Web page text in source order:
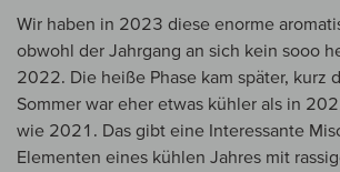
Wir haben in 2023 diese enorme
obwohl der Jahrgang an sich kein sooo
2022. Die heiße Phase kam später, kurz
Sommer war eher etwas kühler als in
wie 2021. Das gibt eine Interessante
Elementen eines kühlen Jahres mit